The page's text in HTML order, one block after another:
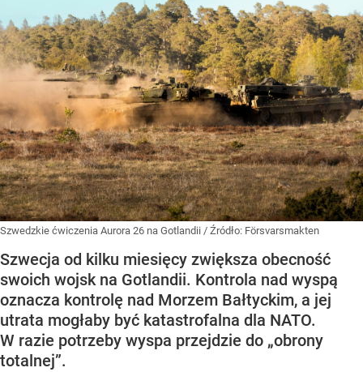
Szwedzkie ćwiczenia Aurora 26 na Gotlandii / Źródło: Försvarsmakten
Szwecja od kilku miesięcy zwiększa obecność
swoich wojsk na Gotlandii. Kontrola nad wyspą
oznacza kontrolę nad Morzem Bałtyckim, a jej
utrata mogłaby być katastrofalna dla NATO.
W razie potrzeby wyspa przejdzie do „obrony
totalnej”.